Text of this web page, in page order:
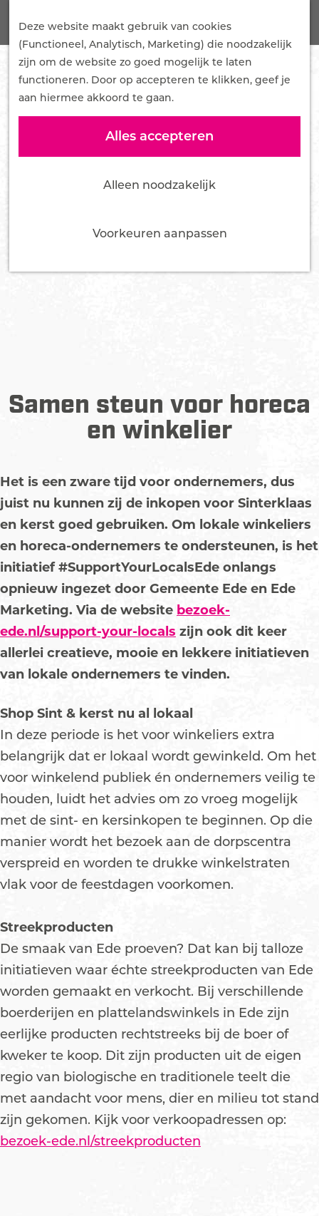
Deze website maakt gebruik van cookies
(Functioneel, Analytisch, Marketing) die noodzakelijk
zijn om de website zo goed mogelijk te laten
functioneren. Door op accepteren te klikken, geef je
aan hiermee akkoord te gaan.
Alles accepteren
Alleen noodzakelijk
Voorkeuren aanpassen
n
e
Z
o
e
k
e
n
M
e
n
u
Samenwerken
Mediakit
Pers en influencers
Nieuws
Team
Bestuur
Tourist Info Ede
Samen steun voor horeca
en winkelier
Het is een zware tijd voor ondernemers, dus
juist nu kunnen zij de inkopen voor Sinterklaas
en kerst goed gebruiken. Om lokale winkeliers
en horeca-ondernemers te ondersteunen, is het
initiatief #SupportYourLocalsEde onlangs
opnieuw ingezet door Gemeente Ede en Ede
Marketing. Via de website bezoek-
ede.nl/support-your-locals zijn ook dit keer
allerlei creatieve, mooie en lekkere initiatieven
van lokale ondernemers te vinden.
Shop Sint & kerst nu al lokaal
In deze periode is het voor winkeliers extra
belangrijk dat er lokaal wordt gewinkeld. Om het
voor winkelend publiek én ondernemers veilig te
houden, luidt het advies om zo vroeg mogelijk
met de sint- en kersinkopen te beginnen. Op die
manier wordt het bezoek aan de dorpscentra
verspreid en worden te drukke winkelstraten
vlak voor de feestdagen voorkomen.
Streekproducten
De smaak van Ede proeven? Dat kan bij talloze
initiatieven waar échte streekproducten van Ede
worden gemaakt en verkocht. Bij verschillende
boerderijen en plattelandswinkels in Ede zijn
eerlijke producten rechtstreeks bij de boer of
kweker te koop. Dit zijn producten uit de eigen
regio van biologische en traditionele teelt die
met aandacht voor mens, dier en milieu tot stand
zijn gekomen. Kijk voor verkoopadressen op:
bezoek-ede.nl/streekproducten